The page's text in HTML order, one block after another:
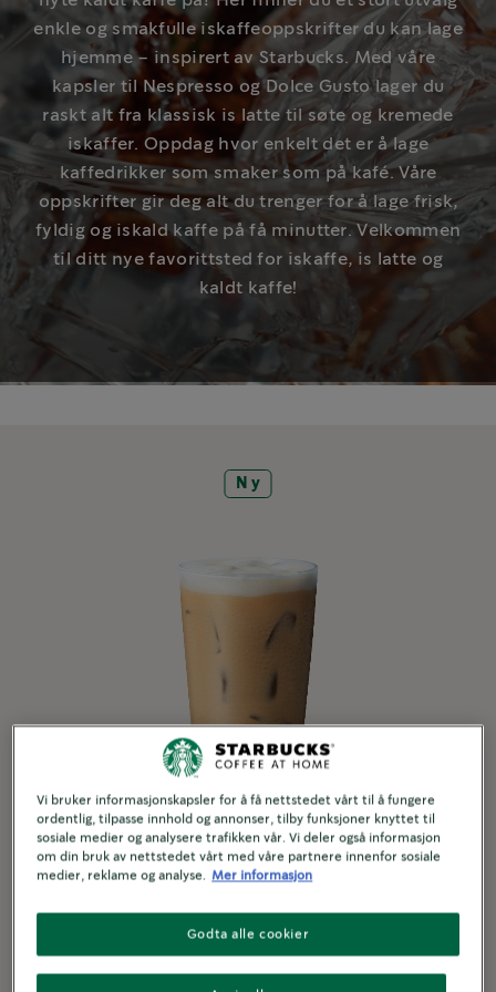
enkle og smakfulle iskaffeoppskrifter du kan lage
hjemme – inspirert av Starbucks. Med våre
kapsler til Nespresso og Dolce Gusto lager du
raskt alt fra klassisk is latte til søte og kremede
iskaffer. Oppdag hvor enkelt det er å lage
kaffedrikker som smaker som på kafé. Våre
oppskrifter gir deg alt du trenger for å lage frisk,
fyldig og iskald kaffe på få minutter. Velkommen
til ditt nye favorittsted for iskaffe, is latte og
kaldt kaffe!
Ny
2 minutter
Vi bruker informasjonskapsler for å få nettstedet vårt til å fungere
ordentlig, tilpasse innhold og annonser, tilby funksjoner knyttet til
sosiale medier og analysere trafikken vår. Vi deler også informasjon
om din bruk av nettstedet vårt med våre partnere innenfor sosiale
medier, reklame og analyse.
Mer informasjon
Godta alle cookier